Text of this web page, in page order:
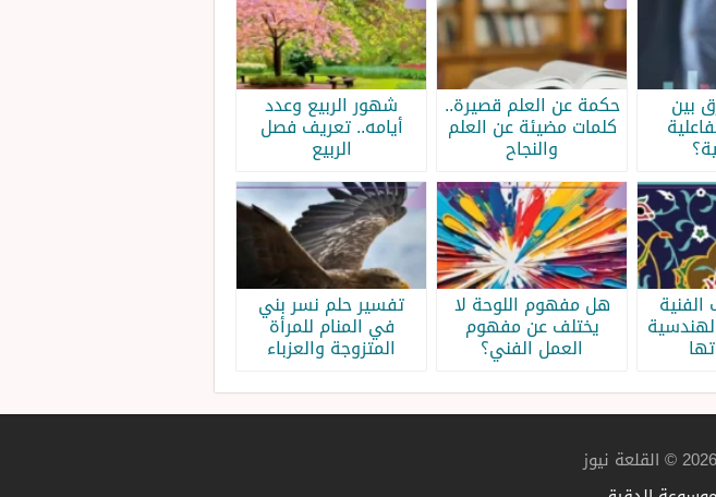
بين حكمة عن العلم قصيرة..
كلمات مضيئة عن العلم
والنجاح
شهور الربيع وعدد
أيامه.. تعريف فصل
الربيع
الفنية هل مفهوم اللوحة لا
يختلف عن مفهوم
العمل الفني؟
تفسير حلم نسر بني
في المنام للمرأة
المتزوجة والعزباء